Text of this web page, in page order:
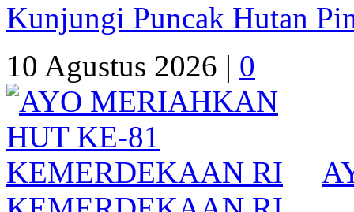
Kunjungi Puncak Hutan
10 Agustus 2026 | 0